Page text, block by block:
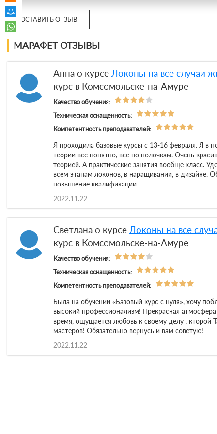
ОСТАВИТЬ ОТЗЫВ
МАРАФЕТ ОТЗЫВЫ
Анна о курсе Локоны на все случаи
курс в Комсомольске-на-Амуре
Качество обучения:
Техническая оснащенность:
Компетентность преподавателей:
Я проходила базовые курсы с 13-16 февраля. Я в
теории все понятно, все по полочкам. Очень
теорией. А практические занятия вообще класс.
всем этапам локонов, в наращивании, в дизайне.
повышение квалификации.
2022.11.22
Светлана о курсе Локоны на все
курс в Комсомольске-на-Амуре
Качество обучения:
Техническая оснащенность:
Компетентность преподавателей:
Была на обучении «Базовый курс с нуля», хочу
высокий профессионализм! Прекрасная
время, ощущается любовь к своему делу , кторой
мастеров! Обязательно вернусь и вам советую!
2022.11.22